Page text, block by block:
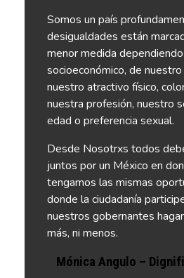
Somos un país
desigualdades están
menor medida
socioeconómico, de
nuestro atractivo físico,
nuestra profesión, nuestro
edad o preferencia sexual.
Desde Nosotrxs todos
juntos por un México en
tengamos las mismas
donde la ciudadanía
nuestros gobernantes
más, ni menos.
Mónica Angulo –